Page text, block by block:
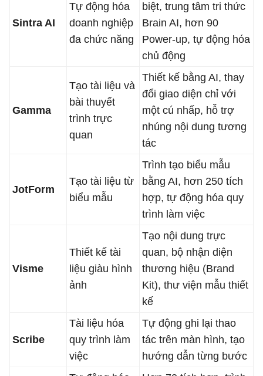
Sintra AI
Tự động hóa
doanh nghiệp
đa chức năng
biệt, trung tâm tri thức
Brain AI, hơn 90
Power-up, tự động hóa
chủ động
Gamma
Tạo tài liệu và
bài thuyết
trình trực
quan
Thiết kế bằng AI, thay
đổi giao diện chỉ với
một cú nhấp, hỗ trợ
nhúng nội dung tương
tác
JotForm
Tạo tài liệu từ
biểu mẫu
Trình tạo biểu mẫu
bằng AI, hơn 250 tích
hợp, tự động hóa quy
trình làm việc
Visme
Thiết kế tài
liệu giàu hình
ảnh
Tạo nội dung trực
quan, bộ nhận diện
thương hiệu (Brand
Kit), thư viện mẫu thiết
kế
Scribe
Tài liệu hóa
quy trình làm
việc
Tự động ghi lại thao
tác trên màn hình, tạo
hướng dẫn từng bước